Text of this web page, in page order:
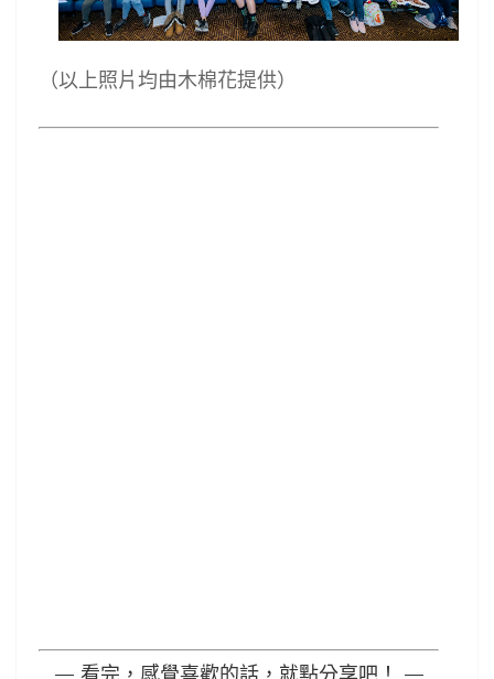
（以上照片均由木棉花提供）
— 看完，感覺喜歡的話，就點分享吧！ —